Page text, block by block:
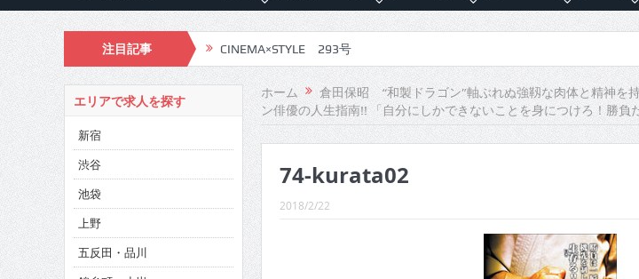
注目記事 CINEMA×STYLE 293号
CINEMA×STYLE 292号
CINEMA×STYLE 291号
CINEMA×STYLE 290号
CINEMA×STYLE 289号
CINEMA×STYLE 288号
ホーム
倉田保昭 “和製ドラゴン”軸ぶれぬ強靱な肉体と精神を
ン俳優の人生指南!! 「自分にしかできないことを身につけろ！勝負
74-kurata02
2018/2/22
エリアで求人を探す
新宿
渋谷
池袋
上野
五反田・品川